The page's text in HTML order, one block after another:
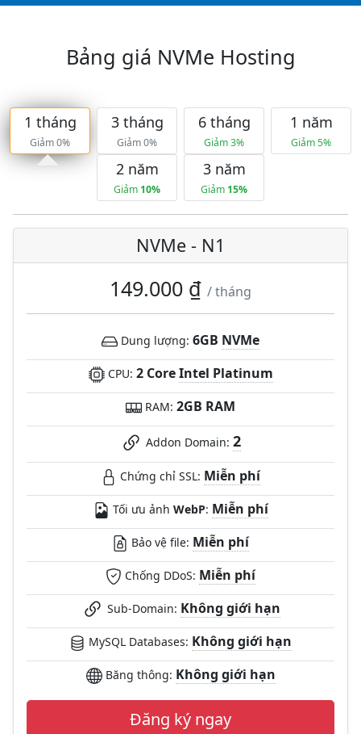
Bảng giá NVMe Hosting
1 tháng
Giảm 0%
3 tháng
Giảm 0%
6 tháng
Giảm 3%
1 năm
Giảm 5%
2 năm
Giảm 10%
3 năm
Giảm 15%
NVMe - N1
149.000 ₫ / tháng
Dung lượng: 6GB NVMe
CPU: 2 CoreIntel Platinum
RAM: 2GB RAM
Addon Domain: 2
Chứng chỉ SSL: Miễn phí
Tối ưu ảnh WebP: Miễn phí
Bảo vệ file: Miễn phí
Chống DDoS: Miễn phí
Sub-Domain: Không giới hạn
MySQL Databases: Không giới hạn
Băng thông: Không giới hạn
Đăng ký ngay